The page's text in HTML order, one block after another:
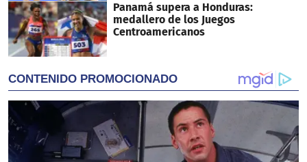
Panamá supera a Honduras:
medallero de los Juegos
Centroamericanos